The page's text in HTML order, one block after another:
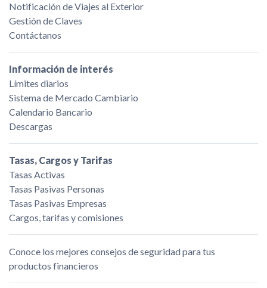
Notificación de Viajes al Exterior
Gestión de Claves
Contáctanos
Información de interés
Límites diarios
Sistema de Mercado Cambiario
Calendario Bancario
Descargas
Tasas, Cargos y Tarifas
Tasas Activas
Tasas Pasivas Personas
Tasas Pasivas Empresas
Cargos, tarifas y comisiones
Conoce los mejores consejos de seguridad para tus
productos financieros